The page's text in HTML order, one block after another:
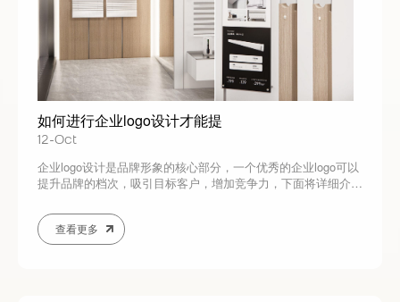
如何进行企业logo设计才能提
12-Oct
企业logo设计是品牌形象的核心部分，一个优秀的企业logo可以
提升品牌的档次，吸引目标客户，增加竞争力，下面将详细介绍
趋势在设计logo之前，了解竞争对手的logo和行业的设计趋势非
常重要。这有助于确保logo不会与其他公司的相似，并能够吸引
目标受众。2、明...
查看更多